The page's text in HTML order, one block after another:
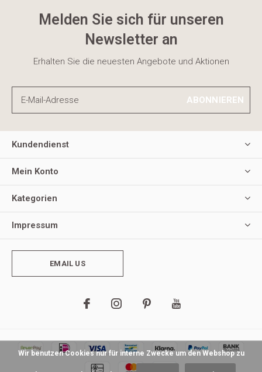
Melden Sie sich für unseren
Newsletter an
Erhalten Sie die neuesten Angebote und Aktionen
ABONNIEREN
Kundendienst
Mein Konto
Kategorien
Impressum
EMAIL US
Wir benutzen Cookies nur für interne Zwecke um den Webshop zu